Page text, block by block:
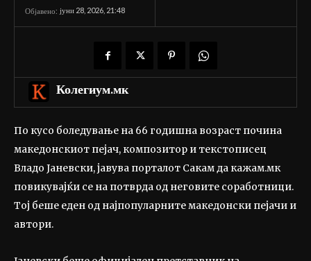
Објавено: јуни 28, 2026, 21:48
Колегиум.мк
По кусо боледување на 66 годишна возраст почина
македонскиот пејач, композитор и текстописец
Владо Јаневски, јавува порталот Сакам да кажам.мк
повикувајќи се на потврда од неговите соработници.
Тој беше еден од најпопуларните македонски пејачи и
автори.